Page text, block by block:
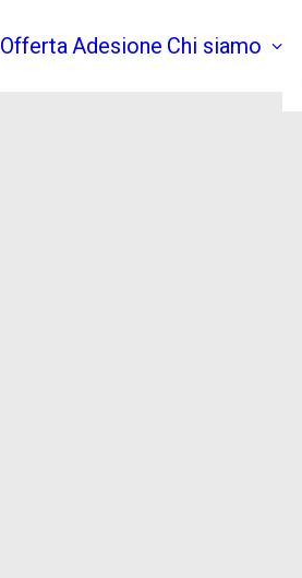
OffertaAdesione Chi siamo